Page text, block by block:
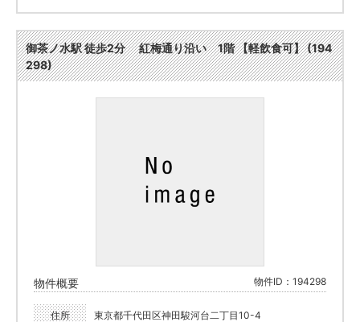
御茶ノ水駅 徒歩2分 紅梅通り沿い 1階 【軽飲食可】 (194
298)
物件概要 物件ID：194298
住所 東京都千代田区神田駿河台二丁目10-4